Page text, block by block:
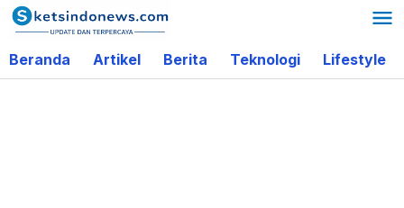
Lewati
ke
konten
Beranda Artikel Berita Teknologi Lifestyle